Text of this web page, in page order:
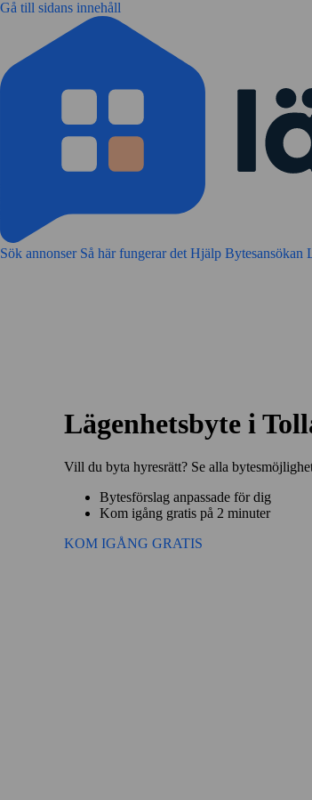
Gå till sidans innehåll
Sök annonser Så här fungerar det Hjälp Bytesansökan
Lägenhetsbyte i
Vill du byta hyresrätt? Se alla
Bytesförslag anpassade för dig
Kom igång gratis på 2 minuter
KOM IGÅNG GRATIS